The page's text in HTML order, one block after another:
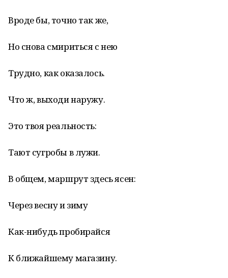
Вроде бы, точно так же,
Но снова смириться с нею
Трудно, как оказалось.
Что ж, выходи наружу.
Это твоя реальность:
Тают сугробы в лужи.
В общем, маршрут здесь ясен:
Через весну и зиму
Как-нибудь пробирайся
К ближайшему магазину.